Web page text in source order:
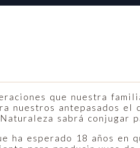
que nuestra
nuestros antepasados el
sabrá conjugar
ha esperado 18 años